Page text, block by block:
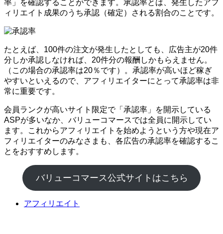
率」を確認することができます。承認率とは、発生したアフ
ィリエイト成果のうち承認（確定）される割合のことです。
たとえば、100件の注文が発生したとしても、広告主が20件
分しか承認しなければ、20件分の報酬しかもらえません。
（この場合の承認率は20％です）。承認率が高いほど稼ぎ
やすいといえるので、アフィリエイターにとって承認率は非
常に重要です。
会員ランクが高いサイト限定で「承認率」を開示している
ASPが多いなか、バリューコマースでは全員に開示してい
ます。これからアフィリエイトを始めようという方や現在ア
フィリエイターのみなさまも、各広告の承認率を確認するこ
とをおすすめします。
バリューコマース公式サイトはこちら
アフィリエイト